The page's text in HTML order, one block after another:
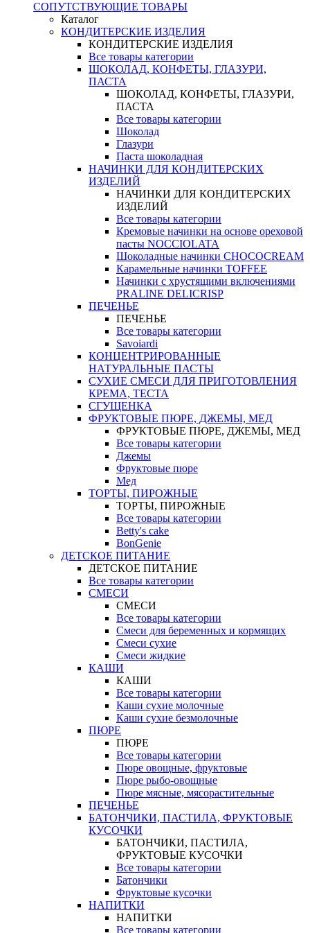
СОПУТСТВУЮЩИЕ ТОВАРЫ
Каталог
КОНДИТЕРСКИЕ ИЗДЕЛИЯ
КОНДИТЕРСКИЕ ИЗДЕЛИЯ
Все товары категории
ШОКОЛАД, КОНФЕТЫ, ГЛАЗУРИ,
ПАСТА
ШОКОЛАД, КОНФЕТЫ, ГЛАЗУРИ,
ПАСТА
Все товары категории
Шоколад
Глазури
Паста шоколадная
НАЧИНКИ ДЛЯ КОНДИТЕРСКИХ
ИЗДЕЛИЙ
НАЧИНКИ ДЛЯ КОНДИТЕРСКИХ
ИЗДЕЛИЙ
Все товары категории
Кремовые начинки на основе ореховой
пасты NOCCIOLATA
Шоколадные начинки CHOCOCREAM
Карамельные начинки TOFFEE
Начинки с хрустящими включениями
PRALINE DELICRISP
ПЕЧЕНЬЕ
ПЕЧЕНЬЕ
Все товары категории
Savoiardi
КОНЦЕНТРИРОВАННЫЕ
НАТУРАЛЬНЫЕ ПАСТЫ
СУХИЕ СМЕСИ ДЛЯ ПРИГОТОВЛЕНИЯ
КРЕМА, ТЕСТА
СГУЩЕНКА
ФРУКТОВЫЕ ПЮРЕ, ДЖЕМЫ, МЕД
ФРУКТОВЫЕ ПЮРЕ, ДЖЕМЫ, МЕД
Все товары категории
Джемы
Фруктовые пюре
Мед
ТОРТЫ, ПИРОЖНЫЕ
ТОРТЫ, ПИРОЖНЫЕ
Все товары категории
Betty's cake
BonGenie
ДЕТСКОЕ ПИТАНИЕ
ДЕТСКОЕ ПИТАНИЕ
Все товары категории
СМЕСИ
СМЕСИ
Все товары категории
Смеси для беременных и кормящих
Смеси сухие
Смеси жидкие
КАШИ
КАШИ
Все товары категории
Каши сухие молочные
Каши сухие безмолочные
ПЮРЕ
ПЮРЕ
Все товары категории
Пюре овощные, фруктовые
Пюре рыбо-овощные
Пюре мясные, мясорастительные
ПЕЧЕНЬЕ
БАТОНЧИКИ, ПАСТИЛА, ФРУКТОВЫЕ
КУСОЧКИ
БАТОНЧИКИ, ПАСТИЛА,
ФРУКТОВЫЕ КУСОЧКИ
Все товары категории
Батончики
Фруктовые кусочки
НАПИТКИ
НАПИТКИ
Все товары категории